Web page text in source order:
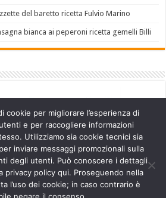
del baretto ricetta Fulvio Marino
bianca ai peperoni ricetta gemelli Billi
| Designed byTieLabs
cookie per migliorare l’esperienza di
e per raccogliere informazioni
Utilizziamo sia cookie tecnici sia
inviare messaggi promozionali sulla
degli utenti. Può conoscere i dettagli
privacy policy qui. Proseguendo nella
l’uso dei cookie; in caso contrario è